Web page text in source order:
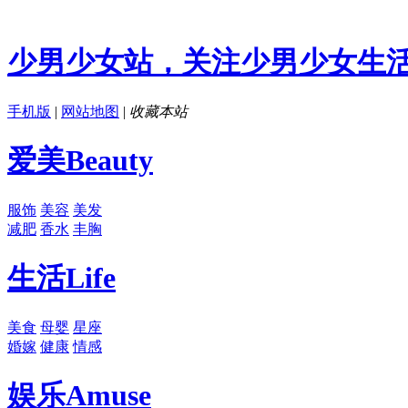
少男少女站，关注少男少女生
手机版 | 网站地图 | 收藏本站
爱美Beauty
服饰 美容 美发
减肥 香水 丰胸
生活Life
美食 母婴 星座
婚嫁 健康 情感
娱乐Amuse